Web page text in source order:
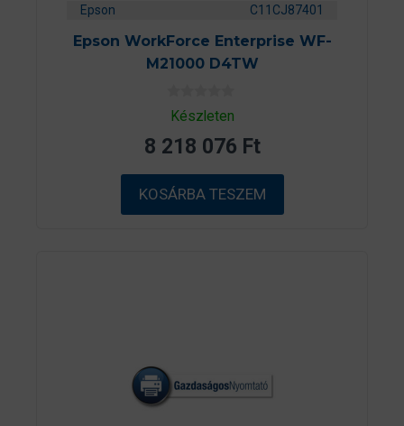
Epson C11CJ87401
Epson WorkForce Enterprise WF-
M21000 D4TW
0
a
5
b
ő
l
Készleten
8 218 076 Ft
KOSÁRBA TESZEM